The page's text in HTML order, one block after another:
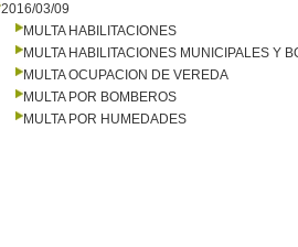
2016/03/09
MULTA HABILITACIONES
MULTA HABILITACIONES MUNICIPALES Y
MULTA OCUPACION DE VEREDA
MULTA POR BOMBEROS
MULTA POR HUMEDADES